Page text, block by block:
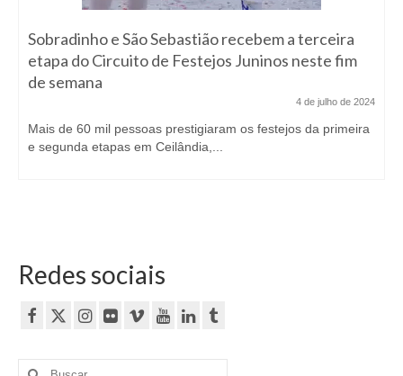
Sobradinho e São Sebastião recebem a terceira
etapa do Circuito de Festejos Juninos neste fim
de semana
4 de julho de 2024
Mais de 60 mil pessoas prestigiaram os festejos da primeira
e segunda etapas em Ceilândia,...
Redes sociais
Buscar